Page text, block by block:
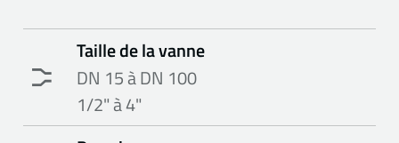
Taille de la vanne
DN 15 à DN 100
1/2" à 4"